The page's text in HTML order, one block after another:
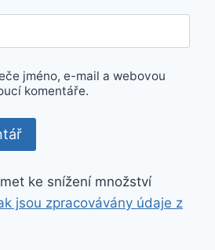
jméno, e-mail a webovou
komentáře.
ke snížení množství
jsou zpracovávány údaje z